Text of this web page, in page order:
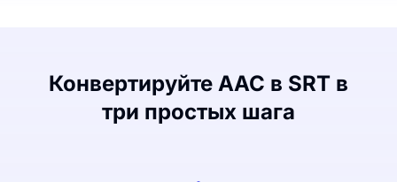
Конвертируйте AAC в SRT в
три простых шага